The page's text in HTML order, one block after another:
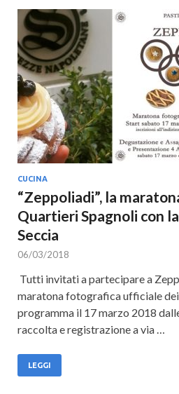
CUCINA
“Zeppoliadi”, la
Quartieri Spagnoli con
Seccia
06/03/2018
Tutti invitati a partecipare a
maratona fotografica ufficiale
programma il 17 marzo 2018
raccolta e registrazione a via …
LEGGI